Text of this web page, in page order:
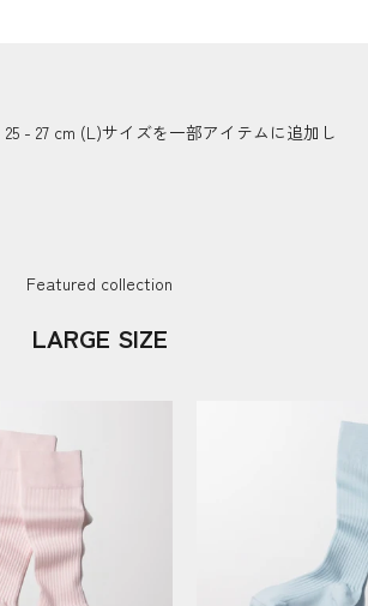
- 27 cm (L)サイズを一部アイテムに追加し
Featured collection
LARGE SIZE